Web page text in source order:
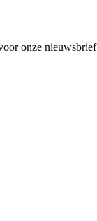
onze nieuwsbrief